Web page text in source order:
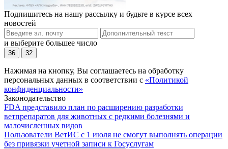
Подпишитесь на нашу рассылку и будьте в курсе всех
новостей
и выберите большее число
36 32
Нажимая на кнопку, Вы соглашаетесь на обработку
персональных данных в соответствии с «Политикой
конфиденциальности»
Законодательство
FDA представило план по расширению разработки
ветпрепаратов для животных с редкими болезнями и
малочисленных видов
Пользователи ВетИС с 1 июля не смогут выполнять операции
без привязки учетной записи к Госуслугам